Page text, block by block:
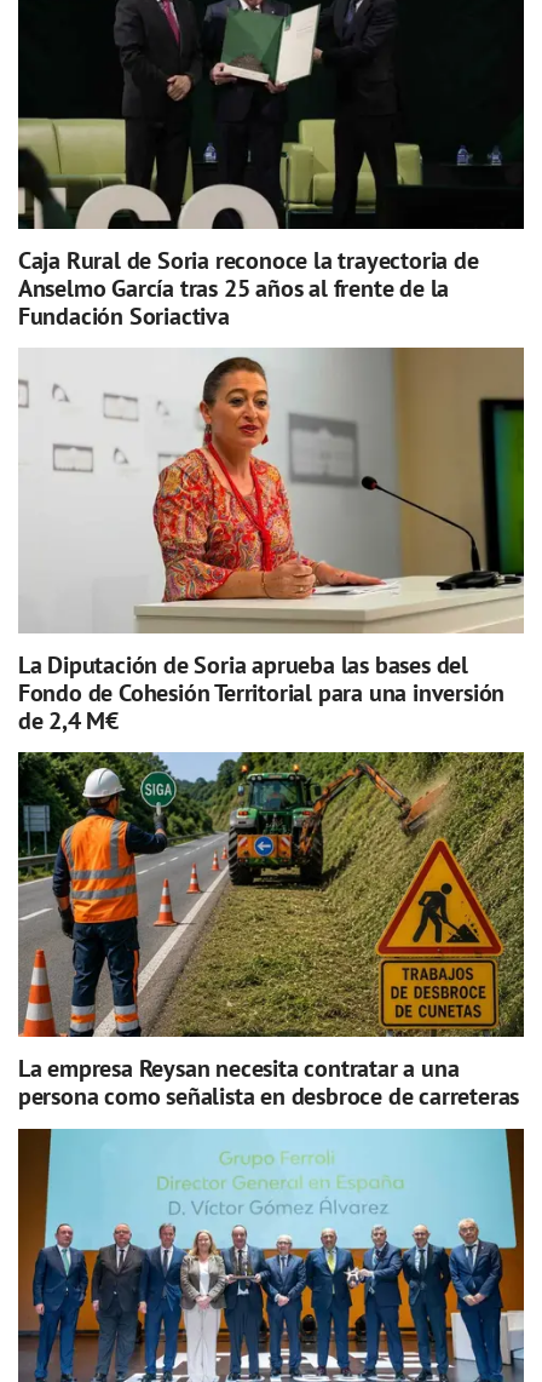
Caja Rural de Soria reconoce la trayectoria de
Anselmo García tras 25 años al frente de la
Fundación Soriactiva
La Diputación de Soria aprueba las bases del
Fondo de Cohesión Territorial para una inversión
de 2,4 M€
La empresa Reysan necesita contratar a una
persona como señalista en desbroce de carreteras